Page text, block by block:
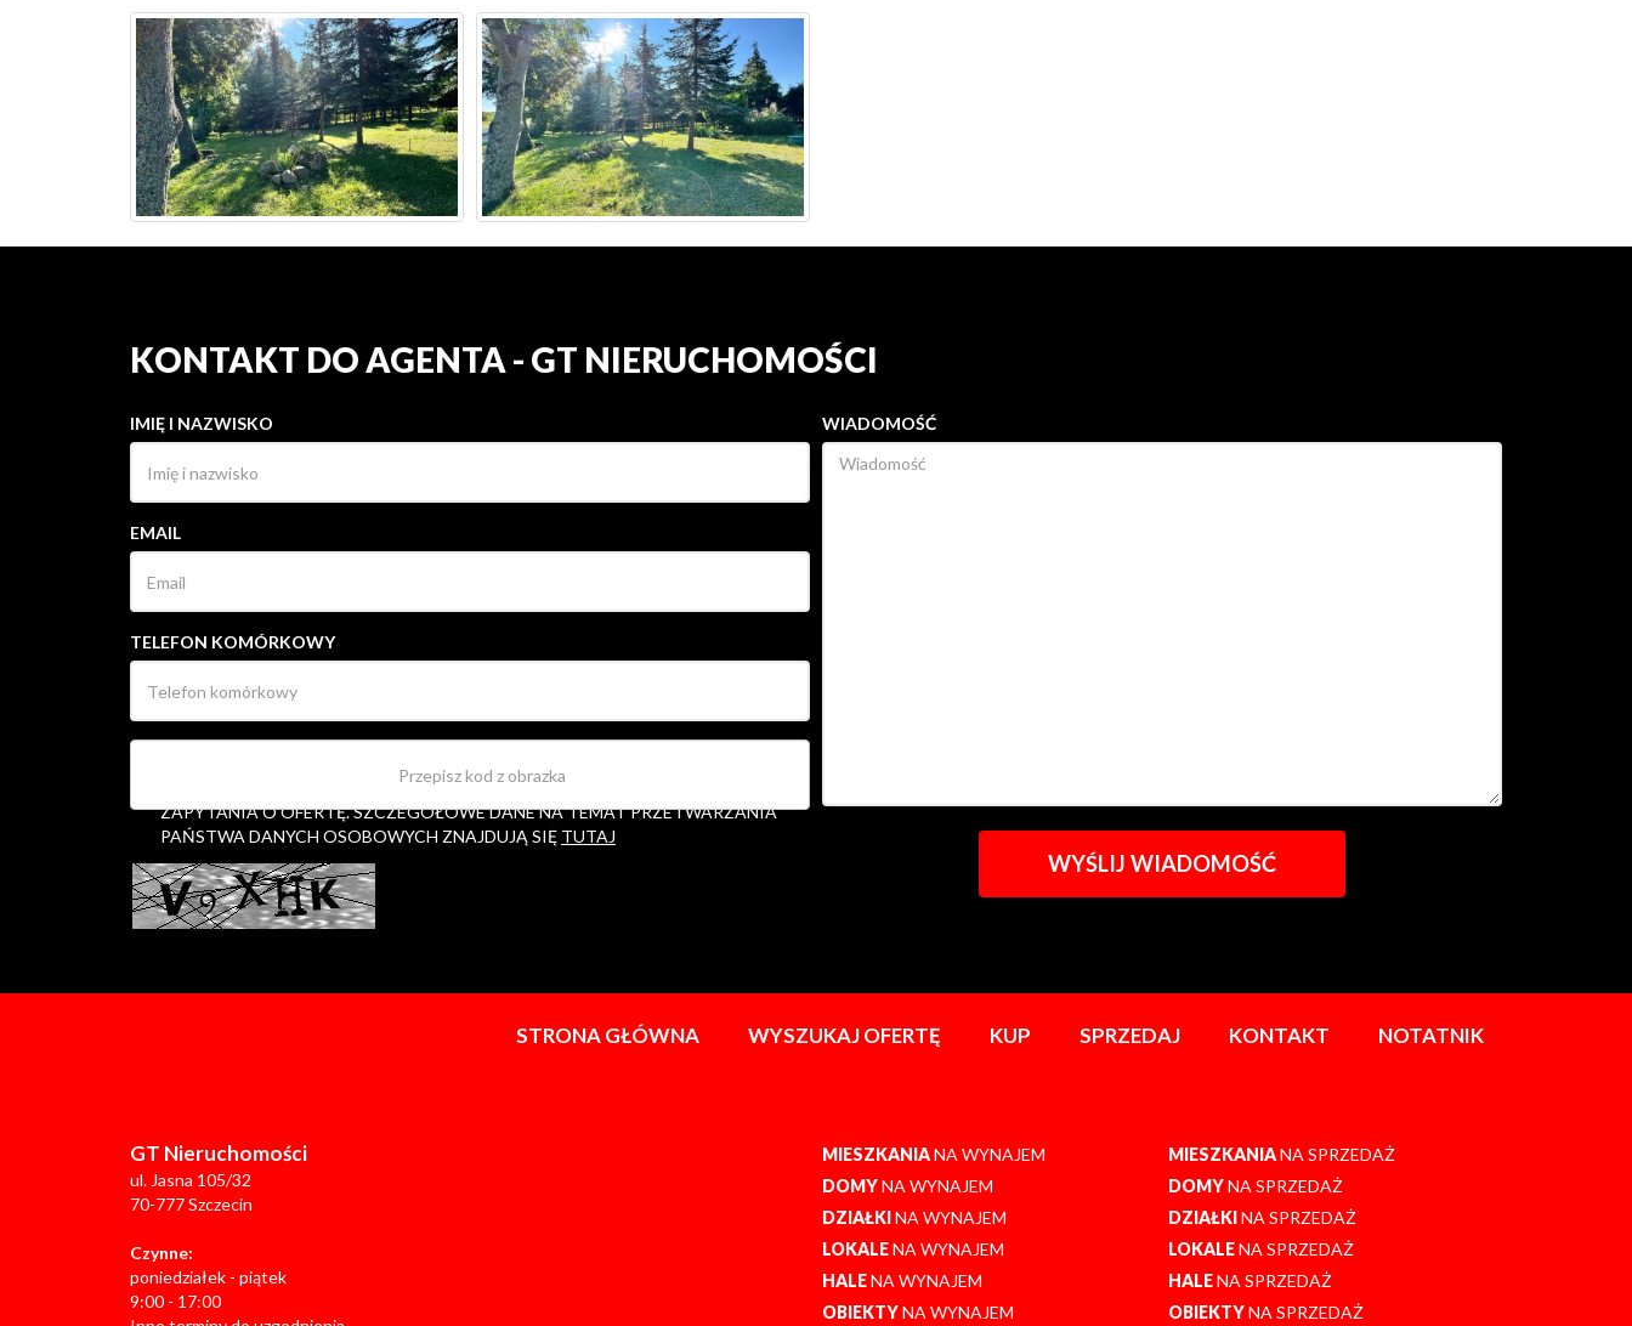
KONTAKT DO AGENTA - GT NIERUCHOMOŚCI
IMIĘ I NAZWISKO
EMAIL
TELEFON KOMÓRKOWY
OSOBOWYCH W CELU UDZIELENIA MI INFORMACJI W ZAKRESIE ZŁOŻONEGO
ZAPYTANIA O OFERTĘ. SZCZEGÓŁOWE DANE NA TEMAT PRZETWARZANIA
PAŃSTWA DANYCH OSOBOWYCH ZNAJDUJĄ SIĘ TUTAJ
WIADOMOŚĆ
STRONA GŁÓWNA WYSZUKAJ OFERTĘ KUP SPRZEDAJ KONTAKT NOTATNIK
GT Nieruchomości
ul. Jasna 105/32
70-777 Szczecin
Czynne:
poniedziałek - piątek
9:00 - 17:00
MIESZKANIANA WYNAJEM
DOMYNA WYNAJEM
DZIAŁKINA WYNAJEM
LOKALENA WYNAJEM
HALENA WYNAJEM
OBIEKTYNA WYNAJEM
MIESZKANIANA SPRZEDAŻ
DOMYNA SPRZEDAŻ
DZIAŁKINA SPRZEDAŻ
LOKALENA SPRZEDAŻ
HALENA SPRZEDAŻ
OBIEKTYNA SPRZEDAŻ